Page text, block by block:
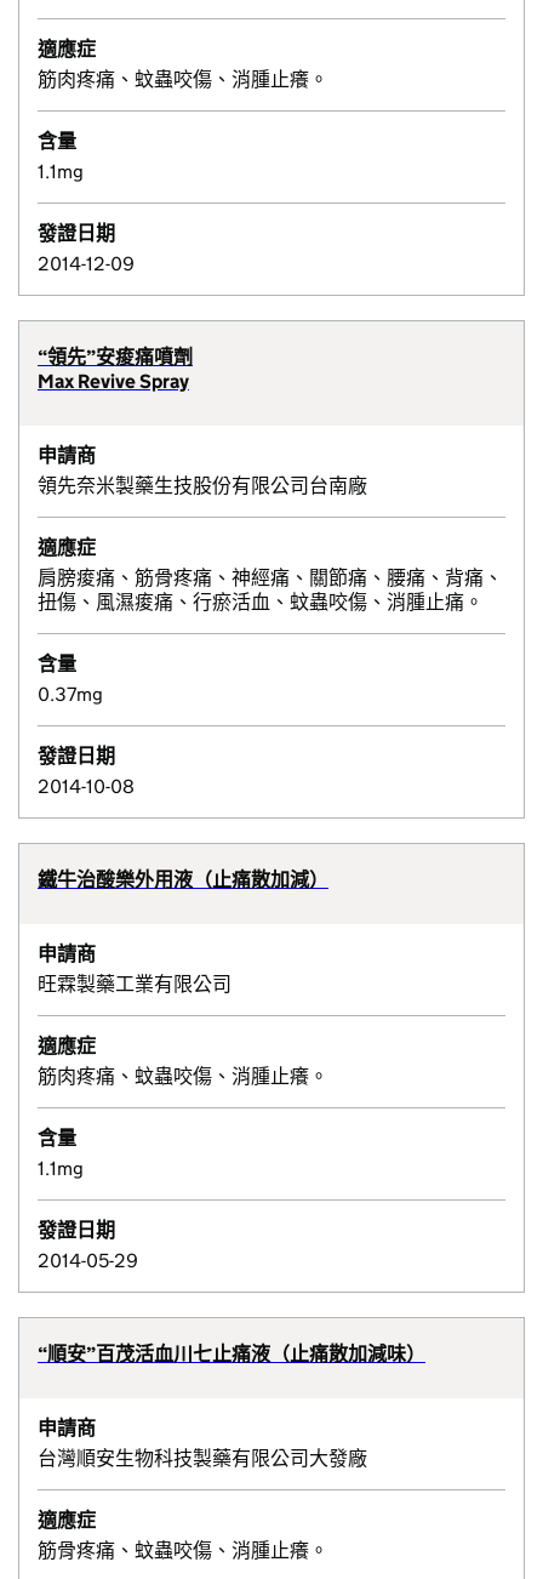
適應症
筋肉疼痛、蚊蟲咬傷、消腫止癢。
含量
1.1mg
發證日期
2014-12-09
“領先”安痠痛噴劑
Max Revive Spray
申請商
領先奈米製藥生技股份有限公司台南廠
適應症
肩膀痠痛、筋骨疼痛、神經痛、關節痛、腰痛、背痛、
扭傷、風濕痠痛、行瘀活血、蚊蟲咬傷、消腫止痛。
含量
0.37mg
發證日期
2014-10-08
鐵牛治酸樂外用液（止痛散加減）
申請商
旺霖製藥工業有限公司
適應症
筋肉疼痛、蚊蟲咬傷、消腫止癢。
含量
1.1mg
發證日期
2014-05-29
“順安”百茂活血川七止痛液（止痛散加減味）
申請商
台灣順安生物科技製藥有限公司大發廠
適應症
筋骨疼痛、蚊蟲咬傷、消腫止癢。